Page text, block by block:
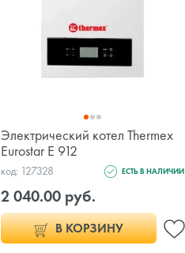
Электрический котел Thermex
Eurostar E 912
код: 127328 ЕСТЬ В НАЛИЧИИ
2 040.00 руб.
В КОРЗИНУ